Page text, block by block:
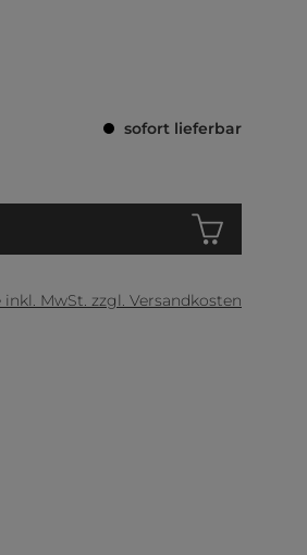
sofort lieferbar
inkl. MwSt. zzgl. Versandkosten